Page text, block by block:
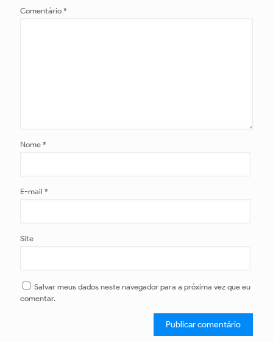
Comentário *
Nome *
E-mail *
Site
Salvar meus dados neste navegador para a próxima vez que eu
comentar.